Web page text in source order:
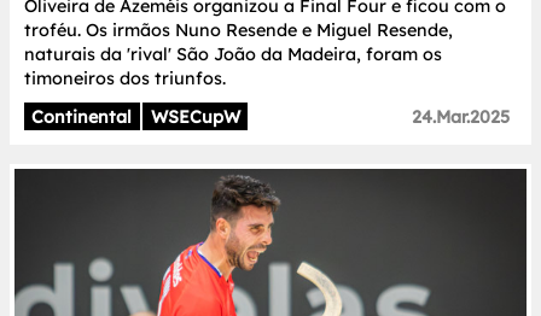
Oliveira de Azeméis organizou a Final Four e ficou com o
troféu. Os irmãos Nuno Resende e Miguel Resende,
naturais da 'rival' São João da Madeira, foram os
timoneiros dos triunfos.
Continental
WSECupW 24.Mar.2025